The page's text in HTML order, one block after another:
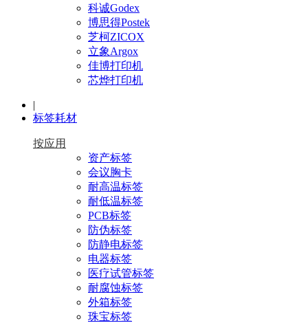
科诚Godex
博思得Postek
芝柯ZICOX
立象Argox
佳博打印机
芯烨打印机
|
标签耗材
按应用
资产标签
会议胸卡
耐高温标签
耐低温标签
PCB标签
防伪标签
防静电标签
电器标签
医疗试管标签
耐腐蚀标签
外箱标签
珠宝标签